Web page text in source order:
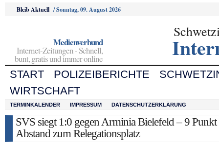
Bleib Aktuell /Sonntag, 09. August 2026
Medienverbund
Internet-Zeitungen - Schnell,
bunt, gratis und immer online
START POLIZEIBERICHTE
WIRTSCHAFT
TERMINKALENDER IMPRESSUM DATENSCHUTZERKLÄRUNG
SVS siegt 1:0 gegen Arminia Bielefeld – 9 Punkt
Abstand zum Relegationsplatz